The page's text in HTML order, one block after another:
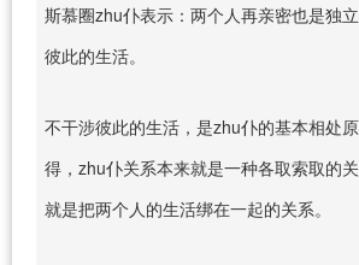
斯慕圈zhu仆表示：两个人再亲密也是独
彼此的生活。
不干涉彼此的生活，是zhu仆的基本相处
得，zhu仆关系本来就是一种各取索取的
就是把两个人的生活绑在一起的关系。